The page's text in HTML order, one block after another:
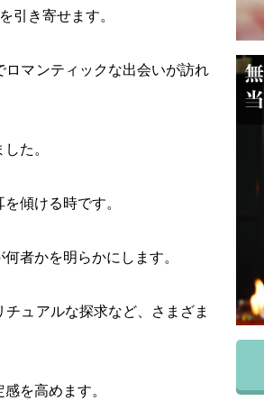
引き寄せます。
ロマンティックな出会いが訪れ
た。
傾ける時です。
者かを明らかにします。
ュアルな探求など、さまざま
を高めます。